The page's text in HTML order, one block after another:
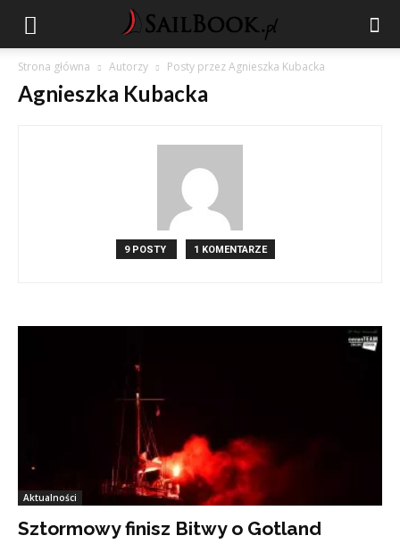
Strona główna Autorzy Posty przez Agnieszka Kubacka
Agnieszka Kubacka
9 POSTY 1 KOMENTARZE
Aktualności
Sztormowy finisz Bitwy o Gotland